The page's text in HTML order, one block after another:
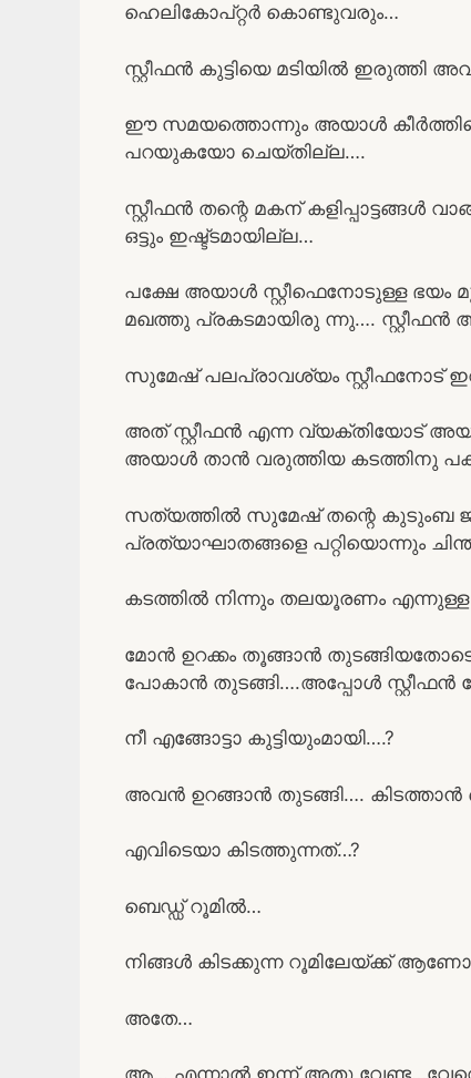
ഹെലികോപ്റ്റർ കൊണ്ടുവരും…
സ്റ്റീഫൻ കുട്ടിയെ മടിയിൽ
ഈ സമയത്തൊന്നും അയാൾ
പറയുകയോ ചെയ്തില്ല….
സ്റ്റീഫൻ തന്റെ മകന്
ഒട്ടും ഇഷ്ട്ടമായില്ല…
പക്ഷേ അയാൾ സ്റ്റീഫെനോടുള്ള ഭയം
മഖത്തു പ്രകടമായിരു ന്നു….
സുമേഷ് പലപ്രാവശ്യം സ്റ്റീഫനോട്
അത് സ്റ്റീഫൻ എന്ന വ്യക്തിയോട്
അയാൾ താൻ വരുത്തിയ കടത്തിനു
സത്യത്തിൽ സുമേഷ് തന്റെ കുടുംബ
പ്രത്യാഘാതങ്ങളെ പറ്റിയൊന്നും
കടത്തിൽ നിന്നും തലയൂരണം എന്നുള്ള
മോൻ ഉറക്കം തൂങ്ങാൻ
പോകാൻ തുടങ്ങി….അപ്പോൾ സ്റ്റീഫൻ
നീ എങ്ങോട്ടാ കുട്ടിയുംമായി….?
അവൻ ഉറങ്ങാൻ തുടങ്ങി….
എവിടെയാ കിടത്തുന്നത്…?
ബെഡ്ഡ് റൂമിൽ…
നിങ്ങൾ കിടക്കുന്ന റൂമിലേയ്ക്ക്
അതേ…